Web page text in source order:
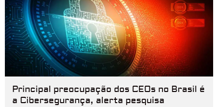
Principal preocupação dos CEOs no Brasil é
a Cibersegurança, alerta pesquisa